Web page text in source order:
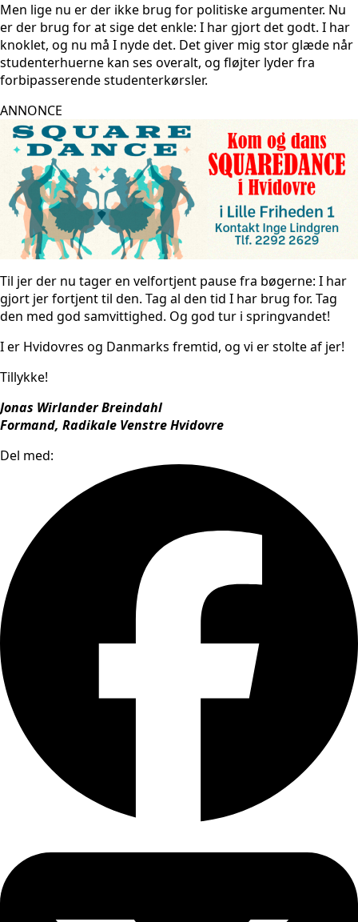
Men lige nu er der ikke brug for politiske argumenter. Nu
er der brug for at sige det enkle: I har gjort det godt. I har
knoklet, og nu må I nyde det. Det giver mig stor glæde når
studenterhuerne kan ses overalt, og fløjter lyder fra
forbipasserende studenterkørsler.
ANNONCE
Til jer der nu tager en velfortjent pause fra bøgerne: I har
gjort jer fortjent til den. Tag al den tid I har brug for. Tag
den med god samvittighed. Og god tur i springvandet!
I er Hvidovres og Danmarks fremtid, og vi er stolte af jer!
Tillykke!
Jonas Wirlander Breindahl
Formand, Radikale Venstre Hvidovre
Del med: